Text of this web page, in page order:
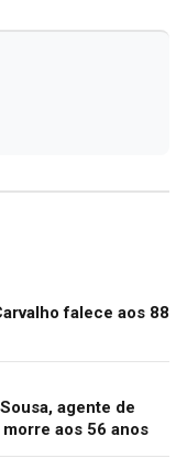
falece aos 88
agente de
aos 56 anos